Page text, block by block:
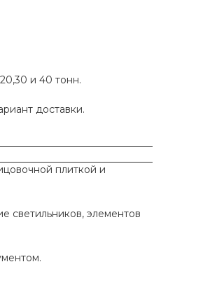
и 40 тонн.
доставки.
плиткой и
светильников, элементов